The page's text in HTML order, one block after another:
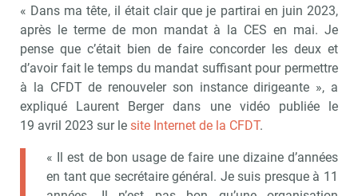
« Dans ma tête, il était clair que je partirai en juin 2023,
après le terme de mon mandat à la CES en mai. Je
pense que c’était bien de faire concorder les deux et
d’avoir fait le temps du mandat suffisant pour permettre
à la CFDT de renouveler son instance dirigeante », a
expliqué Laurent Berger dans une vidéo publiée le
19 avril 2023 sur le site Internet de la CFDT.
« Il est de bon usage de faire une dizaine d’années
en tant que secrétaire général. Je suis presque à 11